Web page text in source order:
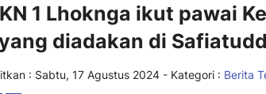
1 Lhoknga ikut pawai
diadakan di
: Sabtu, 17 Agustus 2024 - Kategori : Berita